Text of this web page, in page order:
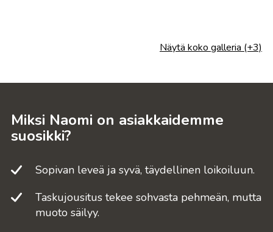
Näytä koko galleria (+3)
Miksi Naomi on asiakkaidemme
suosikki?
Sopivan leveä ja syvä, täydellinen loikoiluun.
Taskujousitus tekee sohvasta pehmeän, mutta
muoto säilyy.